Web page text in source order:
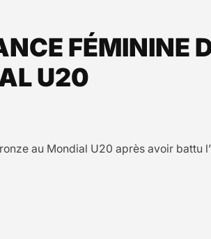
FÉMININE
U20
au Mondial U20 après avoir